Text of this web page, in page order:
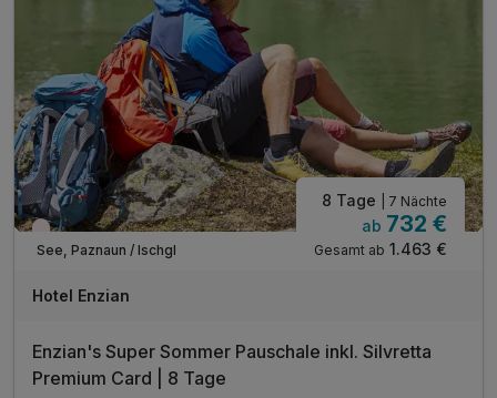
Nur noch Restplätze
See, Paznaun / Ischgl
8 Tage | 7 Nächte
ab 732 €
Gesamt ab 1.463 €
Hotel Enzian
Enzian's Super Sommer Pauschale inkl. Silvretta
Premium Card | 8 Tage